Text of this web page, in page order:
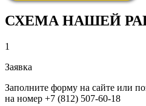
СХЕМА НАШЕЙ
1
Заявка
Заполните форму на сайте или
на номер +7 (812) 507-60-18